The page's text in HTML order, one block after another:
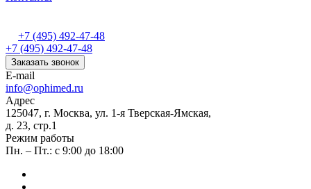
+7 (495) 492-47-48
+7 (495) 492-47-48
Заказать звонок
E-mail
info@ophimed.ru
Адрес
125047, г. Москва, ул. 1-я Тверская-Ямская,
д. 23, стр.1
Режим работы
Пн. – Пт.: с 9:00 до 18:00